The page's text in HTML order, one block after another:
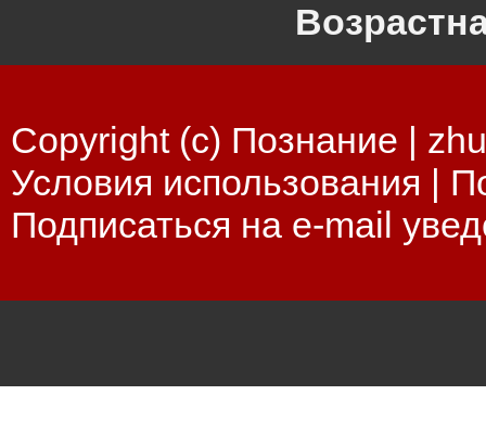
Copyright (c) Познание |
Условия использования |
Подписаться на e-mail